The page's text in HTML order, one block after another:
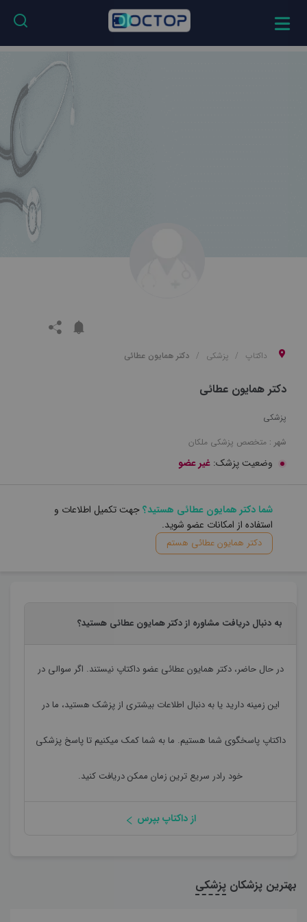
داکتاپ پزشکی دکتر همایون عطائی
دکتر همایون عطائی
پزشکی
شهر : متخصص پزشکی ملکان
وضعیت پزشک: غیر عضو
شما دکتر همایون عطائی هستید؟جهت تکمیل اطلاعات و
استفاده از امکانات عضو شوید.
دکتر همایون عطائی هستم
به دنبال دریافت مشاوره از دکتر همایون عطائی هستید؟
در حال حاضر،دکتر همایون عطائی عضو داکتاپ نیستند. اگر سوالی در
این زمینه دارید یا به دنبال اطلاعات بیشتری از پزشک هستید، ما در
داکتاپ پاسخگوی شما هستیم. ما به شما کمک میکنیم تا پاسخ پزشکی
خود رادر سریع ترین زمان ممکن دریافت کنید.
از داکتاپ بپرس
بهترین پزشکان پزشکی